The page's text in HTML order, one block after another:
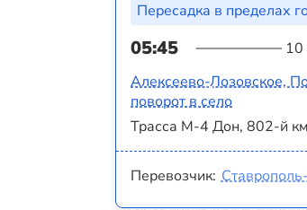
Пересадка в пределах
05:45 10
Алексеево-Лозовское,
поворот в село
Трасса М-4 Дон, 802-й км
Перевозчик: